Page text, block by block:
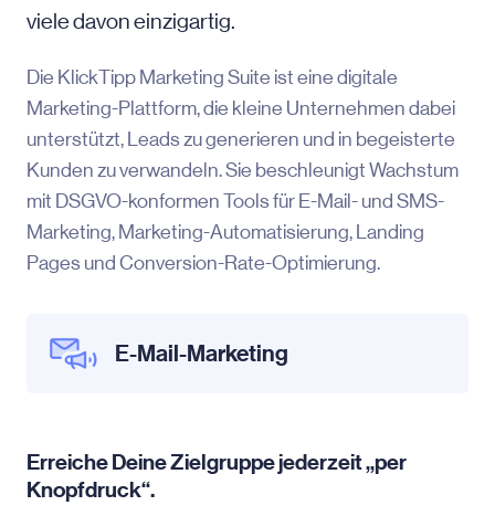
viele davon einzigartig.
Die KlickTipp Marketing Suite ist eine digitale
Marketing-Plattform, die kleine Unternehmen dabei
unterstützt, Leads zu generieren und in begeisterte
Kunden zu verwandeln. Sie beschleunigt Wachstum
mit DSGVO-konformen Tools für E-Mail- und SMS-
Marketing, Marketing-Automatisierung, Landing
Pages und Conversion-Rate-Optimierung.
E-Mail-Marketing
Erreiche Deine Zielgruppe jederzeit „per
Knopfdruck“.